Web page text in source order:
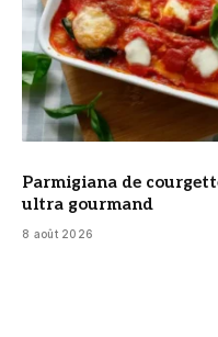
Parmigiana de
ultra gourmand
8 août 2026